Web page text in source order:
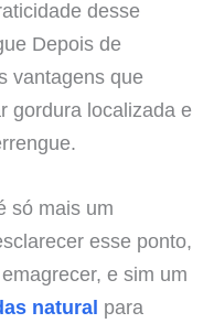
desse
Depois de
vantagens que
gordura localizada e
só mais um
esse ponto,
e sim um
natural para